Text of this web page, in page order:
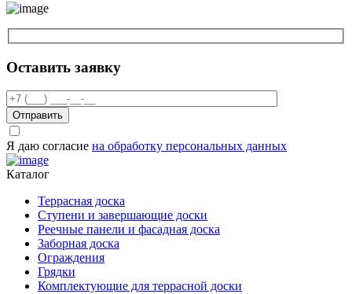
Оставить заявку
Отправить
Я даю согласие на обработку персональных данных
Каталог
Террасная доска
Ступени и завершающие доски
Реечные панели и фасадная доска
Заборная доска
Ограждения
Грядки
Комплектующие для террасной доски